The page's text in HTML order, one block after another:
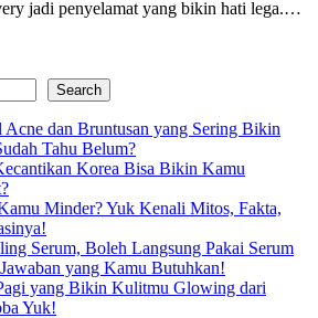
jadi penyelamat yang bikin hati lega.…
Search
Acne dan Bruntusan yang Sering Bikin
Tahu Belum?
Korea Bisa Bikin Kamu
Minder? Yuk Kenali Mitos, Fakta,
Serum, Boleh Langsung Pakai Serum
yang Kamu Butuhkan!
yang Bikin Kulitmu Glowing dari
Yuk!